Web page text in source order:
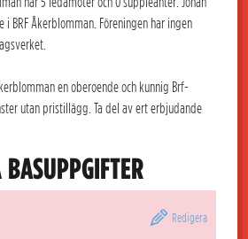
i BRF Åkerblomman. Föreningen har ingen
en oberoende och kunnig Brf-
utan pristillägg. Ta del av ert erbjudande
BASUPPGIFTER
Redigera